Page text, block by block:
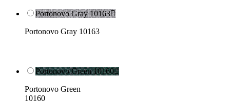
Portonovo Gray 10163
Portonovo Gray 10163
Portonovo Green 10160
Portonovo Green
10160